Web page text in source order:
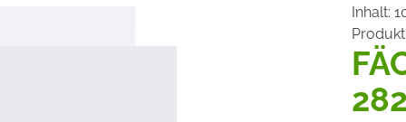
Inhalt: